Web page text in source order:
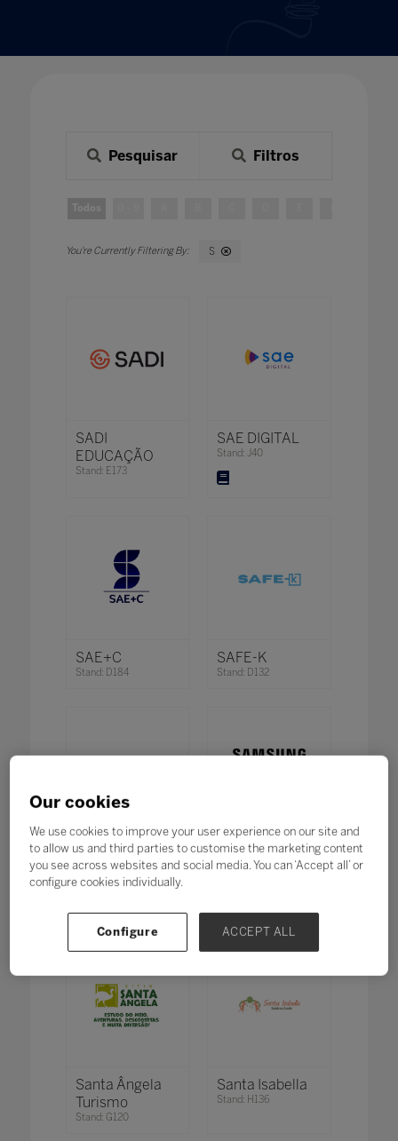
Pesquisar Filtros
Todos
S
SADI
EDUCAÇÃO
Stand: E173
SAE DIGITAL
Stand: J40
SAE+C
Stand: D184
SAFE-K
Stand: D132
Saíra 7 Editora
Stand: C111
Samsung -
Repremig
Santa Ângela
Turismo
Stand: G120
Santa Isabella
Stand: H136
Our cookies
We use cookies to improve your user experience on our site and
to allow us and third parties to customise the marketing content
you see across websites and social media. You can ‘Accept all’ or
configure cookies individually.
Configure ACCEPT ALL